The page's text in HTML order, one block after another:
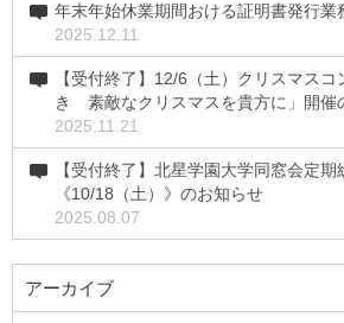
年末年始休業期間おける証明書発行業
2025.12.11
【受付終了】12/6（土）クリスマス
き 素敵なクリスマスを貴方に」開催
2025.11.21
【受付終了】北星学園大学同窓会定期
《10/18（土）》のお知らせ
2025.08.07
アーカイブ